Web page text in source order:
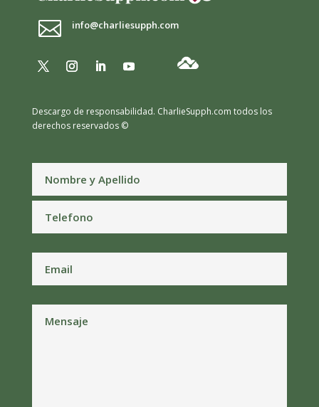
 info@charliesupph.com
Descargo de responsabilidad. CharlieSupph.com todos los
derechos reservados ©